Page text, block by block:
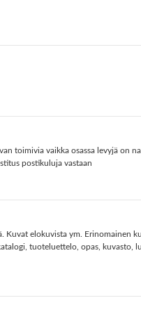
toimivia vaikka osassa levyjä on
postikuluja vastaan
Kuvat elokuvista ym. Erinomainen
tuoteluettelo, opas, kuvasto,